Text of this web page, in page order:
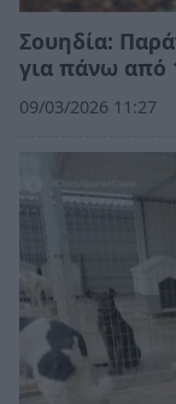
Σουηδία:
για πάνω από
09/03/2026 11:27